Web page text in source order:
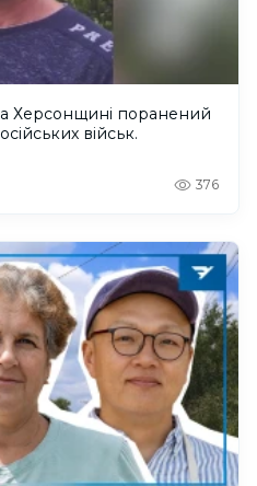
Херсонщині поранений
військ.
376